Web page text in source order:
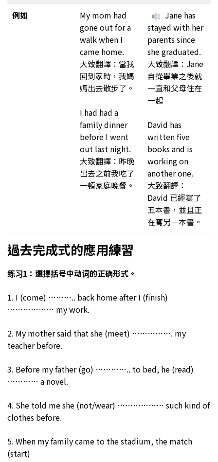
例如
My mom had
gone out for a
walk when I
came home.
大致翻譯：當我
回到家時，我媽
媽出去散步了。
I had had a
family dinner
before I went
out last night.
大致翻譯：昨晚
出去之前我吃了
一頓家庭晚餐。
Jane has
stayed with her
parents since
she graduated.
大致翻譯：Jane
自從畢業之後就
一直和父母住在
一起
David has
written five
books and is
working on
another one.
大致翻譯：
David 已經寫了
五本書，並且正
在寫另一本書。
過去完成式的應用練習
练习1：選擇括号中动词的正确形式。
1. I (come) ……….. back home after I (finish)
……………… my work.
2. My mother said that she (meet) ……………. my
teacher before.
3. Before my father (go) ………….. to bed, he (read)
………… a novel.
4. She told me she (not/wear) ……………… such kind of
clothes before.
5. When my family came to the stadium, the match
(start)